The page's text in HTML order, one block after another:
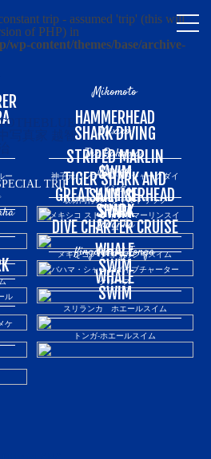
trip - assumed 'trip' (this will
of PHP) in
wp-content/themes/base/archive-
メ
TRIP
ー
Mikomoto
HAMMERHEAD
SHARK DIVING
神子元ハンマーヘッドシャークダイ
ビング
取材同行スペシャルトリップ
Mexico
STRIPED MARLIN
SWIM
メキシコ ストライプドマーリンスイ
ム
Mexico
SAILFISH
SWIM
メキシコ バショウカジキスイム
The Bahamas
TIGER SHARK AND
GREAT HAMMERHEAD
SHARK
DIVE CHARTER CRUISE
バハマ・シャークダイブチャーター
クルーズ
ル
Srilanka
WHALE
SWIM
スリランカ ホエールスイム
ケ
Kingdom of Tonga
WHALE
SWIM
トンガ-ホエールスイム